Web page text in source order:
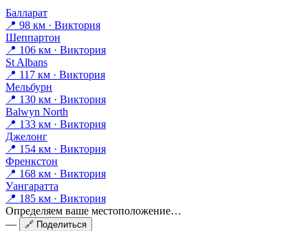
Балларат
📍 98 км · Виктория
Шеппартон
📍 106 км · Виктория
St Albans
📍 117 км · Виктория
Мельбурн
📍 130 км · Виктория
Balwyn North
📍 133 км · Виктория
Джелонг
📍 154 км · Виктория
Френкстон
📍 168 км · Виктория
Уангаратта
📍 185 км · Виктория
Определяем ваше местоположение…
—
🔗 Поделиться